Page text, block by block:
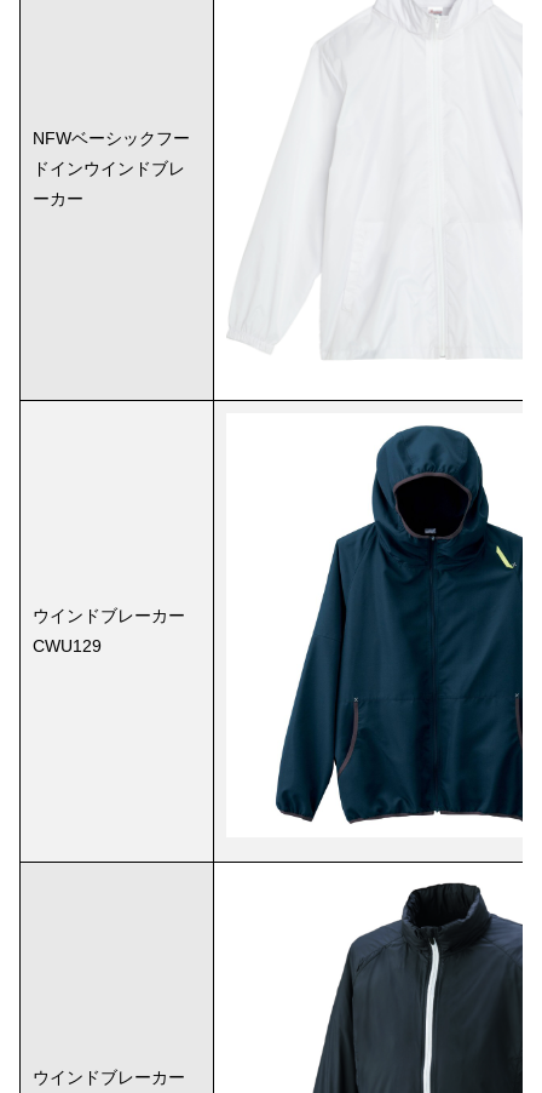
NFWベーシックフー
ドインウインドブレ
ーカー
ウインドブレーカー
CWU129
ウインドブレーカー